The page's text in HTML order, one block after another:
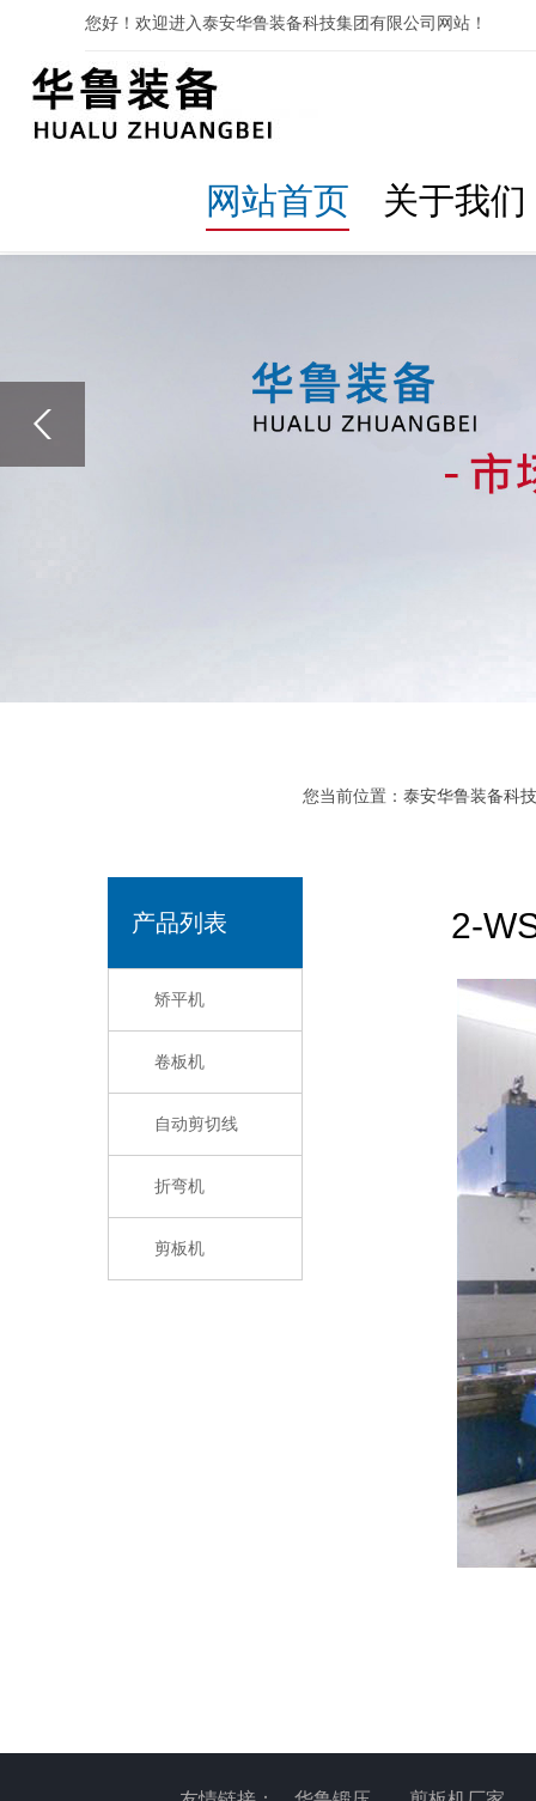
您好！欢迎进入泰安华鲁装备科技集团有限公司网站！
网站首页 关于我们
产品列表
矫平机
卷板机
自动剪切线
折弯机
剪板机
您当前位置：泰安华鲁装备科
2-